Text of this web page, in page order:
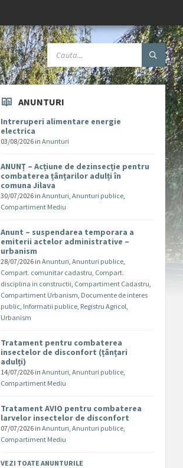
ANUNTURI
Intreruperi alimentare energie
electrica
03/08/2026 inAnunturi
ANUNȚ – Acțiune de dezinsecție pentru
combaterea țânțarilor adulți în
comuna Jilava
30/07/2026 inAnunturi,Anunturi publice,
Compartiment Mediu
Anunt – suspendarea temporara a
emiterii actelor administrative –
urbanism
28/07/2026 inAnunturi,Anunturi publice,
Compart. comunitar cadastru, Compart.
disciplina in constructii, Compartiment Cadastru,
Compartiment Urbanism, Documente de interes
public, Informatii publice, Registru Agricol,
Urbanism
Tratament pentru combaterea
insectelor de disconfort (țânțari
adulți)
14/07/2026 inAnunturi,Anunturi publice,
Compartiment Mediu
Tratament AVIO pentru combaterea
larvelor insectelor de disconfort
07/07/2026 inAnunturi,Anunturi publice,
Compartiment Mediu
VEZI TOATE ANUNTURILE